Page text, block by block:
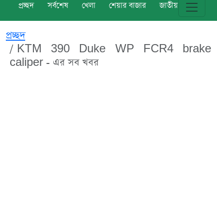
প্রচ্ছদ সর্বশেষ খেলা শেয়ার বাজার জাতীয় বিশ্ব
প্রচ্ছদ
KTM 390 Duke WP FCR4 brake
caliper - এর সব খবর